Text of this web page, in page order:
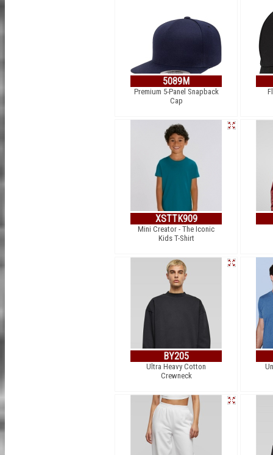
5089M
Premium 5-Panel Snapback
Cap
XSTTK909
Mini Creator - The Iconic
Kids T-Shirt
BY205
Ultra Heavy Cotton
Crewneck